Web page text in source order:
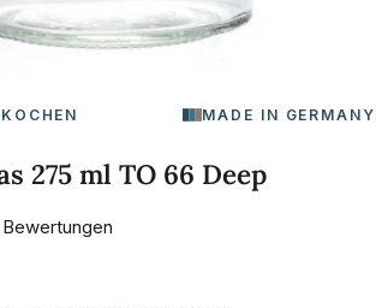
MADE IN GERMANY
275 ml TO 66 Deep
Bewertungen